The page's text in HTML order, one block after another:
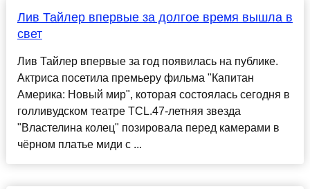
Лив Тайлер впервые за долгое время вышла в
свет
Лив Тайлер впервые за год появилась на публике.
Актриса посетила премьеру фильма "Капитан
Америка: Новый мир", которая состоялась сегодня в
голливудском театре TCL.47-летняя звезда
"Властелина колец" позировала перед камерами в
чёрном платье миди с ...